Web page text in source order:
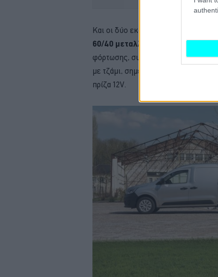
Και οι δύο εκδόσεις μήκους του
60/40 μεταλλική πίσω πόρτα με
φόρτωσης, συρόμενη πόρτα
με τζάμι, σημεία πρόσδεσης
πρίζα 12V.